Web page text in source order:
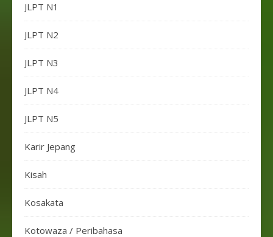
JLPT N1
JLPT N2
JLPT N3
JLPT N4
JLPT N5
Karir Jepang
Kisah
Kosakata
Kotowaza / Peribahasa